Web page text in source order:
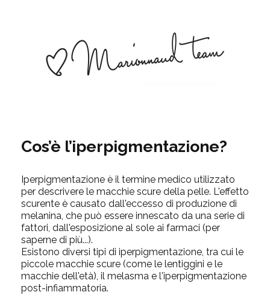
Cos’è l’iperpigmentazione?
Iperpigmentazione è il termine medico utilizzato
per descrivere le macchie scure della pelle. L'effetto
scurente è causato dall'eccesso di produzione di
melanina, che può essere innescato da una serie di
fattori, dall'esposizione al sole ai farmaci (per
saperne di più...).
Esistono diversi tipi di iperpigmentazione, tra cui le
piccole macchie scure (come le lentiggini e le
macchie dell'età), il melasma e l'iperpigmentazione
post-infiammatoria.